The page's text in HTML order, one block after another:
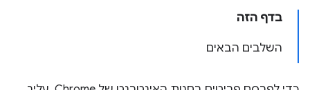
בדף הזה
השלבים הבאים